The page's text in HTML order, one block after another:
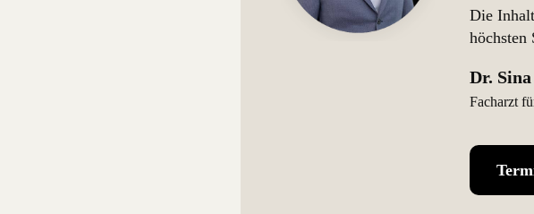
Die
höchsten
Dr.
Facharzt